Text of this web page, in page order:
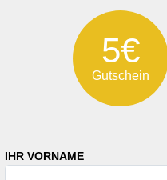
5€
Gutschein
IHR VORNAME